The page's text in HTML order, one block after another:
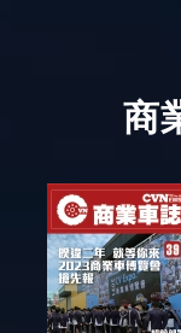
商